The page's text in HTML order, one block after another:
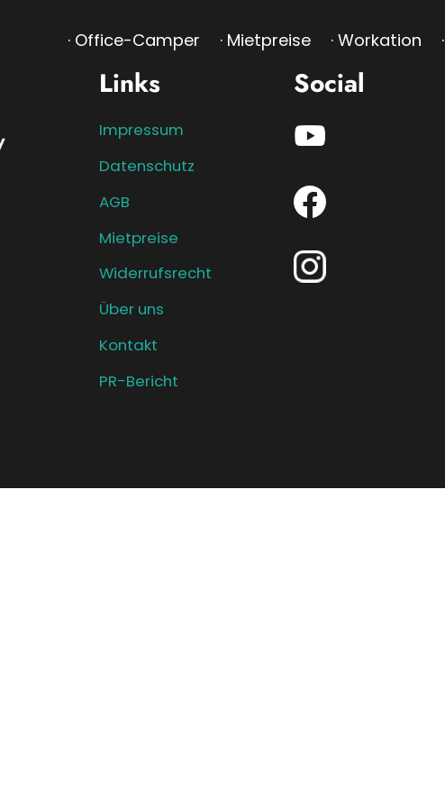
· Office-Camper · Mietpreise · Workation
Links
Impressum
Datenschutz
AGB
Mietpreise
Widerrufsrecht
Über uns
Kontakt
PR-Bericht
Social